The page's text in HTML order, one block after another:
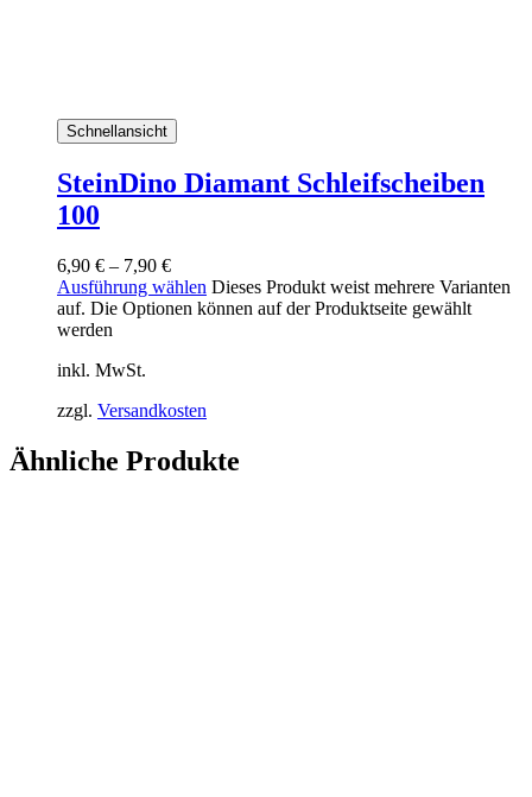
Schnellansicht
SteinDino Diamant Schleifscheiben
100
6,90 € – 7,90 €
Ausführung wählen Dieses Produkt weist mehrere Varianten
auf. Die Optionen können auf der Produktseite gewählt
werden
inkl. MwSt.
zzgl. Versandkosten
Ähnliche Produkte